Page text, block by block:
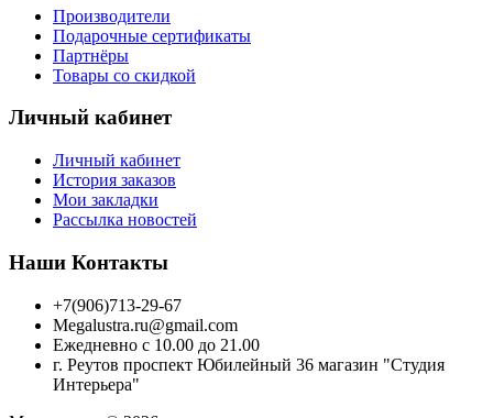
Производители
Подарочные сертификаты
Партнёры
Товары со скидкой
Личный кабинет
Личный кабинет
История заказов
Мои закладки
Рассылка новостей
Наши Контакты
+7(906)713-29-67
Megalustra.ru@gmail.com
Ежедневно с 10.00 до 21.00
г. Реутов проспект Юбилейный 36 магазин "Студия
Интерьера"